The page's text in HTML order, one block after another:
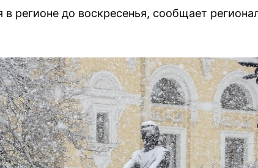
регионе до воскресенья, сообщает